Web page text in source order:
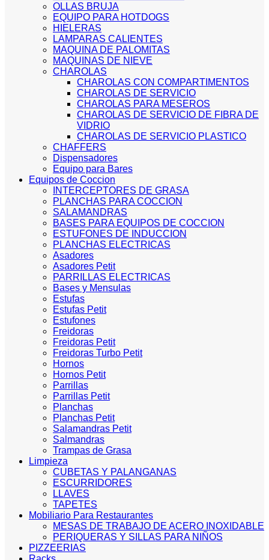
OLLAS BRUJA
EQUIPO PARA HOTDOGS
HIELERAS
LAMPARAS CALIENTES
MAQUINA DE PALOMITAS
MAQUINAS DE NIEVE
CHAROLAS
CHAROLAS CON COMPARTIMENTOS
CHAROLAS DE SERVICIO
CHAROLAS PARA MESEROS
CHAROLAS DE SERVICIO DE FIBRA DE
VIDRIO
CHAROLAS DE SERVICIO PLASTICO
CHAFFERS
Dispensadores
Equipo para Bares
Equipos de Coccion
INTERCEPTORES DE GRASA
PLANCHAS PARA COCCION
SALAMANDRAS
BASES PARA EQUIPOS DE COCCION
ESTUFONES DE INDUCCION
PLANCHAS ELECTRICAS
Asadores
Asadores Petit
PARRILLAS ELECTRICAS
Bases y Mensulas
Estufas
Estufas Petit
Estufones
Freidoras
Freidoras Petit
Freidoras Turbo Petit
Hornos
Hornos Petit
Parrillas
Parrillas Petit
Planchas
Planchas Petit
Salamandras Petit
Salmandras
Trampas de Grasa
Limpieza
CUBETAS Y PALANGANAS
ESCURRIDORES
LLAVES
TAPETES
Mobiliario Para Restaurantes
MESAS DE TRABAJO DE ACERO INOXIDABLE
PERIQUERAS Y SILLAS PARA NIÑOS
PIZZEERIAS